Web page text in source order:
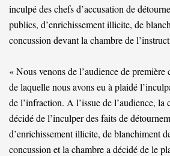
inculpé des chefs d’accusation de
publics, d’enrichissement illicite, de
concussion devant la chambre de
« Nous venons de l’audience de
de laquelle nous avons eu à plaidé
de l’infraction. A l’issue de l’audience, la
décidé de l’inculper des faits de
d’enrichissement illicite, de blanchiment
concussion et la chambre a décidé de le